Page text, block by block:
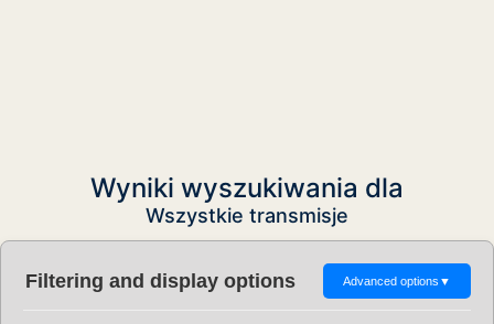
Wyniki wyszukiwania dla
Wszystkie transmisje
Filtering and display options Advanced options ▼